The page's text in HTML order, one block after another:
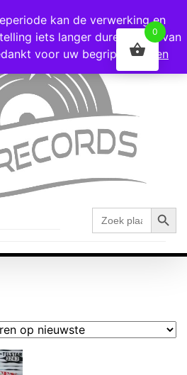
= vandaag verzonden!
Zoek
naar:
kan de verwerking en
iets langer duren dan u van
voor uw begrip!
Negeren
0